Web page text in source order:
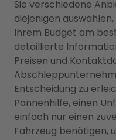
Sie verschiedene
diejenigen
Ihrem Budget am
detaillierte
Preisen und
Entscheidung zu
Pannenhilfe, einen
einfach nur einen
Fahrzeug benötigen,